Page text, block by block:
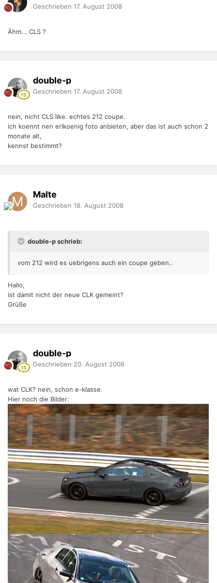
Geschrieben 17. August 2008
Ähm... CLS ?
double-p
Geschrieben 17. August 2008
nein, nicht CLS like. echtes 212 coupe.
ich koennt nen erlkoenig foto anbieten, aber das ist auch schon 2
monate alt,
kennst bestimmt?
Malte
Geschrieben 18. August 2008
double-p schrieb:
vom 212 wird es uebrigens auch ein coupe geben..
Hallo,
ist damit nicht der neue CLK gemeint?
Grüße
double-p
Geschrieben 20. August 2008
wat CLK? nein, schon e-klasse.
Hier noch die Bilder: